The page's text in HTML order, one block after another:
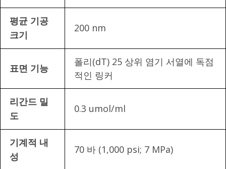
평균 기공
크기
200 nm
표면 기능
폴리(dT) 25 상위 염기 서열에 독점
적인 링커
리간드 밀
도
0.3 umol/ml
기계적 내
성
70 바 (1,000 psi; 7 MPa)